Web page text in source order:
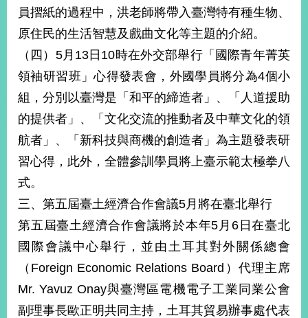
員摺紙的過程中，洪老師將帶入臺灣特有種生物、
原住民的生活智慧及戲曲文化等主題的介紹。
（四）5月13日10時在外交部舉行「國際青年菁英
領袖研習班」心得發表會，外國學員將分為4個小
組，分別以臺灣是「和平的締造者」、「人道援助
的提供者」、「文化交流的推動者及中華文化的領
航者」、「新科技與商機的創造者」為主題發表研
習心得，此外，全體參訓學員將上臺示範太極拳八
式。
三、第五屆臺土經濟合作會議5月將在臺北舉行
第五屆臺土經濟合作會議將於本年5月6日在臺北
國際會議中心舉行，並由土耳其對外關係總會
（Foreign Economic Relations Board）代理主席
Mr. Yavuz Onay與臺灣區電機電子工業同業公會
副理事長歐正明共同主持，土耳其貿易辦事處代表